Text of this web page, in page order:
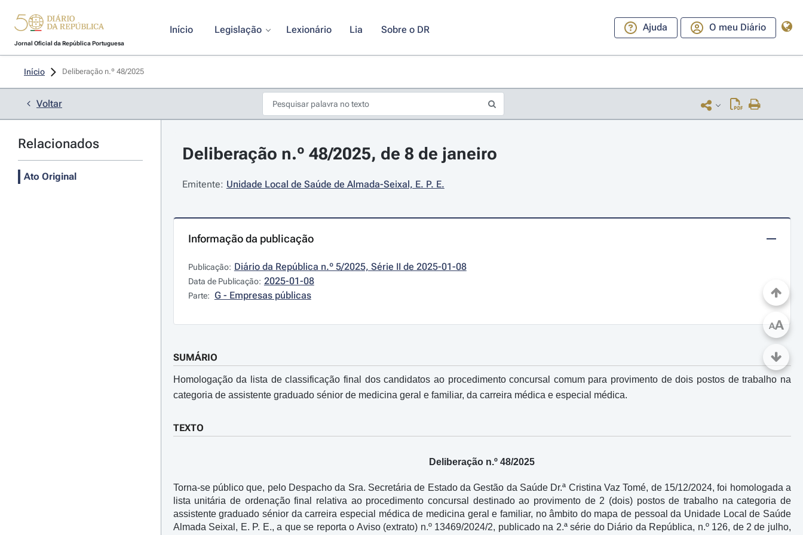
Jornal Oficial da República Portuguesa
Início Legislação Lexionário Lia Sobre o DR Ajuda O meu Diário
Início Deliberação n.º 48/2025
Voltar
Relacionados
Ato Original
Deliberação n.º 48/2025, de 8 de janeiro
Emitente: Unidade Local de Saúde de Almada-Seixal, E. P. E.
Informação da publicação
Publicação: Diário da República n.º 5/2025, Série II de 2025-01-08
Data de Publicação: 2025-01-08
Parte: G - Empresas públicas
SUMÁRIO
Homologação da lista de classificação final dos candidatos ao procedimento concursal comum para provimento de dois postos de trabalho na
categoria de assistente graduado sénior de medicina geral e familiar, da carreira médica e especial médica.
TEXTO
Deliberação n.º 48/2025
Torna-se público que, pelo Despacho da Sra. Secretária de Estado da Gestão da Saúde Dr.ª Cristina Vaz Tomé, de 15/12/2024, foi homologada a
lista unitária de ordenação final relativa ao procedimento concursal destinado ao provimento de 2 (dois) postos de trabalho na categoria de
assistente graduado sénior da carreira especial médica de medicina geral e familiar, no âmbito do mapa de pessoal da Unidade Local de Saúde
Almada Seixal, E. P. E., a que se reporta o Aviso (extrato) n.º 13469/2024/2, publicado na 2.ª série do Diário da República, n.º 126, de 2 de julho,
AA